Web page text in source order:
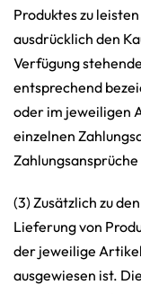
Produktes zu
ausdrücklich den
Verfügung
entsprechend
oder im jeweiligen
einzelnen
(3) Zusätzlich zu
Lieferung von
der jeweilige
ausgewiesen ist.